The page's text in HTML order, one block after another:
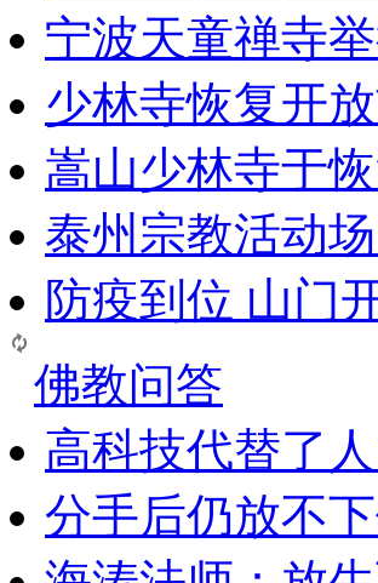
宁波天童禅寺
少林寺恢复开
嵩山少林寺于
泰州宗教活动
防疫到位 山门
佛教问答
高科技代替了
分手后仍放不